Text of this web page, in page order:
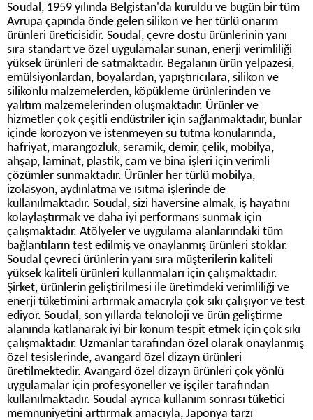
Soudal, 1959 yılında Belgistan'da kuruldu ve bugün bir tüm
Avrupa çapında önde gelen silikon ve her türlü onarım
ürünleri üreticisidir. Soudal, çevre dostu ürünlerinin yanı
sıra standart ve özel uygulamalar sunan, enerji verimliliği
yüksek ürünleri de satmaktadır. Begalanın ürün yelpazesi,
emülsiyonlardan, boyalardan, yapıştırıcılara, silikon ve
silikonlu malzemelerden, köpükleme ürünlerinden ve
yalıtım malzemelerinden oluşmaktadır. Ürünler ve
hizmetler çok çeşitli endüstriler için sağlanmaktadır, bunlar
içinde korozyon ve istenmeyen su tutma konularında,
hafriyat, marangozluk, seramik, demir, çelik, mobilya,
ahşap, laminat, plastik, cam ve bina işleri için verimli
çözümler sunmaktadır. Ürünler her türlü mobilya,
izolasyon, aydınlatma ve ısıtma işlerinde de
kullanılmaktadır. Soudal, sizi haversine almak, iş hayatını
kolaylaştırmak ve daha iyi performans sunmak için
çalışmaktadır. Atölyeler ve uygulama alanlarındaki tüm
bağlantıların test edilmiş ve onaylanmış ürünleri stoklar.
Soudal çevreci ürünlerin yanı sıra müşterilerin kaliteli
yüksek kaliteli ürünleri kullanmaları için çalışmaktadır.
Şirket, ürünlerin geliştirilmesi ile üretimdeki verimliliği ve
enerji tüketimini artırmak amacıyla çok sıkı çalışıyor ve test
ediyor. Soudal, son yıllarda teknoloji ve ürün geliştirme
alanında katlanarak iyi bir konum tespit etmek için çok sıkı
çalışmaktadır. Uzmanlar tarafından özel olarak onaylanmış
özel tesislerinde, avangard özel dizayn ürünleri
üretilmektedir. Avangard özel dizayn ürünleri çok yönlü
uygulamalar için profesyoneller ve işçiler tarafından
kullanılmaktadır. Soudal ayrıca kullanım sonrası tüketici
memnuniyetini arttırmak amacıyla, Japonya tarzı